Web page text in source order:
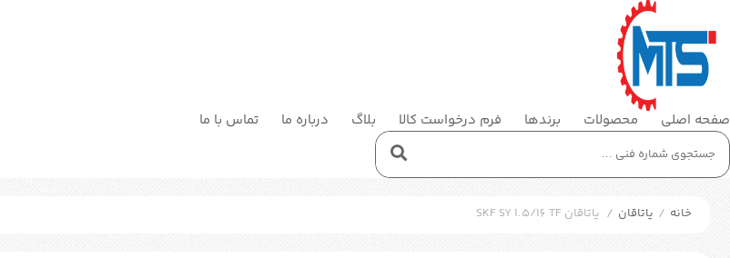
صفحه اصلی محصولات برندها فرم درخواست کالا بلاگ درباره ما تماس با ما
خانه / یاتاقان / یاتاقان SKF SY 1.5/16 TF